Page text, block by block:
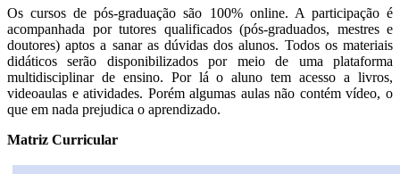
Os cursos de pós-graduação são 100% online. A participação é
acompanhada por tutores qualificados (pós-graduados, mestres e
doutores) aptos a sanar as dúvidas dos alunos. Todos os materiais
didáticos serão disponibilizados por meio de uma plataforma
multidisciplinar de ensino. Por lá o aluno tem acesso a livros,
videoaulas e atividades. Porém algumas aulas não contém vídeo, o
que em nada prejudica o aprendizado.
Matriz Curricular